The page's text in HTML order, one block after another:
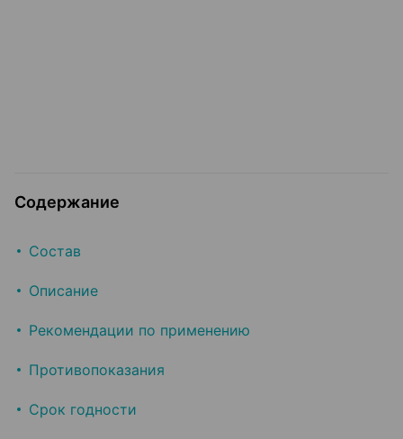
Содержание
Состав
Описание
Рекомендации по применению
Противопоказания
Срок годности